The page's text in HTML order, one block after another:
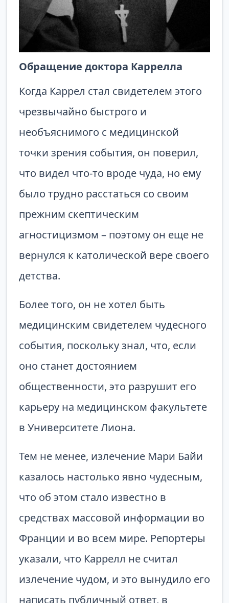
Обращение доктора Каррелла
Когда Каррел стал свидетелем этого
чрезвычайно быстрого и
необъяснимого с медицинской
точки зрения события, он поверил,
что видел что-то вроде чуда, но ему
было трудно расстаться со своим
прежним скептическим
агностицизмом – поэтому он еще не
вернулся к католической вере своего
детства.
Более того, он не хотел быть
медицинским свидетелем чудесного
события, поскольку знал, что, если
оно станет достоянием
общественности, это разрушит его
карьеру на медицинском факультете
в Университете Лиона.
Тем не менее, излечение Мари Байи
казалось настолько явно чудесным,
что об этом стало известно в
средствах массовой информации во
Франции и во всем мире. Репортеры
указали, что Каррелл не считал
излечение чудом, и это вынудило его
написать публичный ответ, в